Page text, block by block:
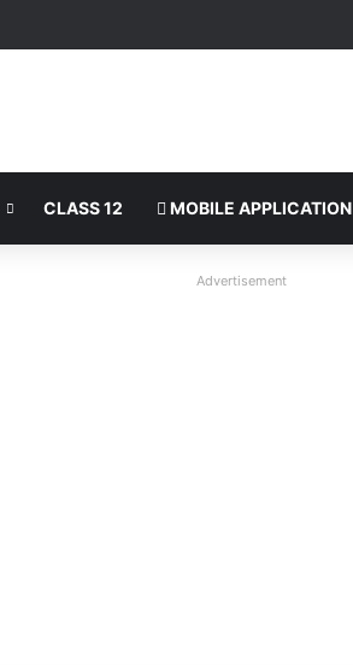
CLASS 12 MOBILE APPLICATION
Advertisement